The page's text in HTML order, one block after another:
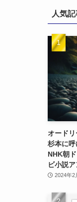
人気
オード
杉本に呼
NHK朝
ビ小説
2024年2